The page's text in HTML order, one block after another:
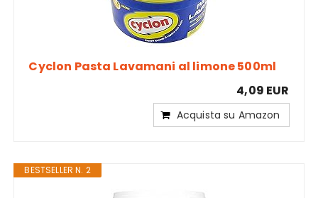
Cyclon Pasta Lavamani al limone 500ml
4,09 EUR
Acquista su Amazon
BESTSELLER N. 2